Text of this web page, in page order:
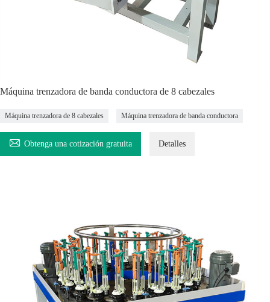
Máquina trenzadora de banda conductora de 8 cabezales
Máquina trenzadora de 8 cabezales Máquina trenzadora de banda conductora
 Obtenga una cotización gratuita Detalles